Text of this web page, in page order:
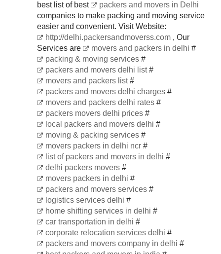
best list of best
packers and movers in Delhi
companies to make packing and moving service
easier and convenient. Visit Website:
http://delhi.packersandmoverss.com , Our
Services are
movers and packers in delhi #
packing & moving services #
packers and movers delhi list#
movers and packers list#
packers and movers delhi charges #
movers and packers delhi rates #
packers movers delhi prices #
local packers and movers delhi #
moving & packing services #
movers packers in delhi ncr #
list of packers and movers in delhi #
delhi packers movers #
movers packers in delhi #
packers and movers services #
logistics services delhi #
home shifting services in delhi #
car transportation in delhi #
corporate relocation services delhi #
packers and movers company in delhi #